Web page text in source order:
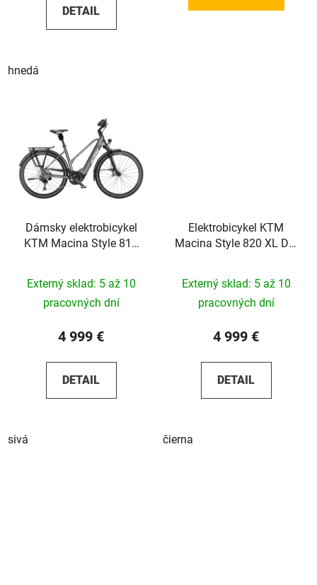
DETAIL
hnedá
Dámsky elektrobicykel
KTM Macina Style 810
Externý sklad: 5 až 10
pracovných dní
4 999 €
DETAIL
sivá
Elektrobicykel KTM
Macina Style 820 XL Di2
Externý sklad: 5 až 10
pracovných dní
4 999 €
DETAIL
čierna